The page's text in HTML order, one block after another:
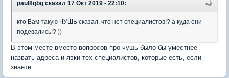
paul8gbg сказал 17 Окт 2019 - 22:10:
кто Вам такую ЧУШЬ сказал, что нет специалистов!? а куда они
подевались!? ))
В этом месте вместо вопросов про чушь было бы уместнее
назвать адреса и явки тех специалистов, которые есть, если
знаете.